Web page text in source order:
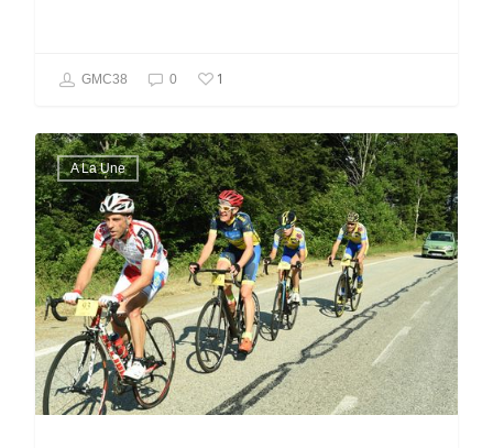
GMC38 0 1
A La Une